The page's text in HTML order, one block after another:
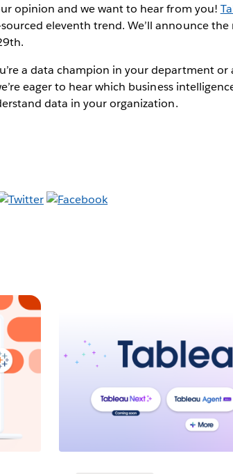
opinion and we want to hear from you!
eleventh trend. We’ll announce the
a data champion in your department
eager to hear which business
data in your organization.